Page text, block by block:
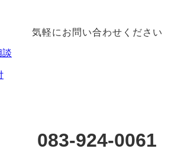
気軽にお問い合わせください
談
083-924-0061